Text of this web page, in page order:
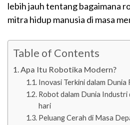
lebih jauh tentang bagaimana
mitra hidup manusia di masa
Table of Contents
Apa Itu Robotika Modern?
Inovasi Terkini dalam Dunia
Robot dalam Dunia Industri
hari
Peluang Cerah di Masa